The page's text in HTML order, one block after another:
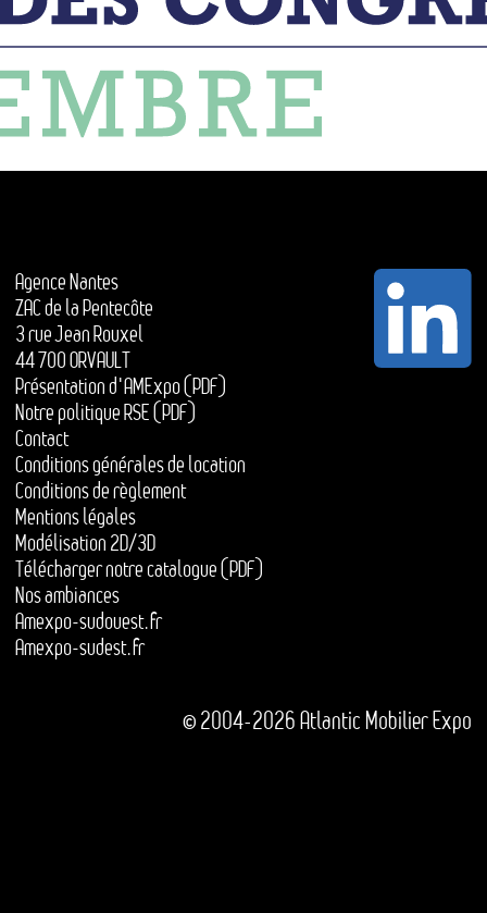
Agence Nantes
ZAC de la Pentecôte
3 rue Jean Rouxel
44 700 ORVAULT
Présentation d'AMExpo (PDF)
Notre politique RSE (PDF)
Contact
Conditions générales de location
Conditions de règlement
Mentions légales
Modélisation 2D/3D
Télécharger notre catalogue (PDF)
Nos ambiances
Amexpo-sudouest.fr
Amexpo-sudest.fr
© 2004-2026 Atlantic Mobilier Expo